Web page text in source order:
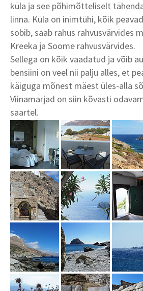
küla ja see põhimõtteliselt
linna. Küla on inimtühi, kõik
sobib, saab rahus rahvusvärvides
Kreeka ja Soome rahvusvärvides.
Sellega on kõik vaadatud ja võib
bensiini on veel nii palju alles, et
käiguga mõnest mäest üles-alla
Viinamarjad on siin kõvasti
saartel.